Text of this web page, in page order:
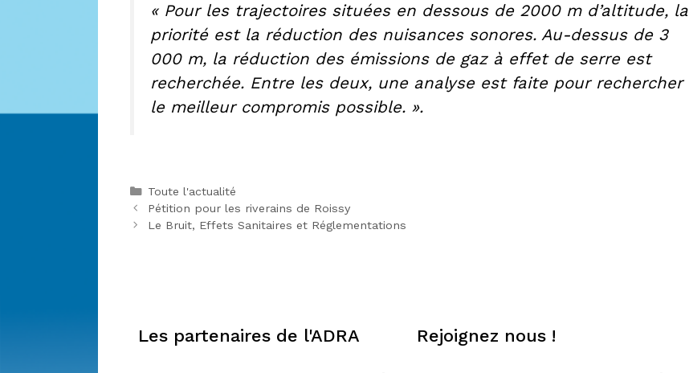
« Pour les trajectoires situées en dessous de 2000 m d’altitude, la
priorité est la réduction des nuisances sonores. Au-dessus de 3
000 m, la réduction des émissions de gaz à effet de serre est
recherchée. Entre les deux, une analyse est faite pour rechercher
le meilleur compromis possible. ».
Catégories
Toute l'actualité
Pétition pour les riverains de Roissy
Le Bruit, Effets Sanitaires et Réglementations
Les partenaires de l'ADRA Rejoignez nous !